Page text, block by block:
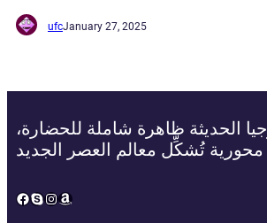
ufcJanuary 27, 2025
الحديثة ظاهرة شاملة للحضارة،
محورية تُشكِّل معالم العصر الجديد
Facebook
Skype
Instagram
Amazon